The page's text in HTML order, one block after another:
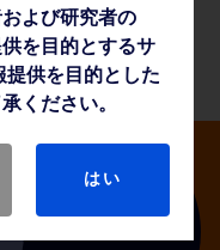
よび研究者の
を目的とするサ
提供を目的とした
ください。
はい